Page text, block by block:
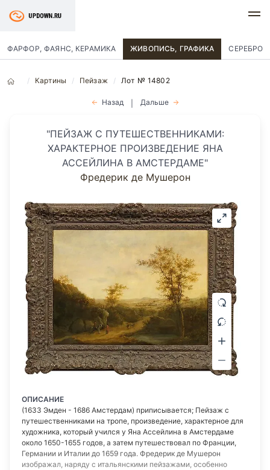
ФАРФОР, ФАЯНС, КЕРАМИКА ЖИВОПИСЬ, ГРАФИКА СЕРЕБРО
Картины Пейзаж Лот № 14802
Назад Дальше
"ПЕЙЗАЖ С ПУТЕШЕСТВЕННИКАМИ:
ХАРАКТЕРНОЕ ПРОИЗВЕДЕНИЕ ЯНА
АССЕЙЛИНА В АМСТЕРДАМЕ"
Фредерик де Мушерон
ОПИСАНИЕ
(1633 Эмден - 1686 Амстердам) приписывается; Пейзаж с
путешественниками на тропе, произведение, характерное для
художника, который учился у Яна Ассейлина в Амстердаме
около 1650-1655 годов, а затем путешествовал по Франции,
Германии и Италии до 1659 года. Фредерик де Мушерон
изображал, наряду с итальянскими пейзажами, особенно